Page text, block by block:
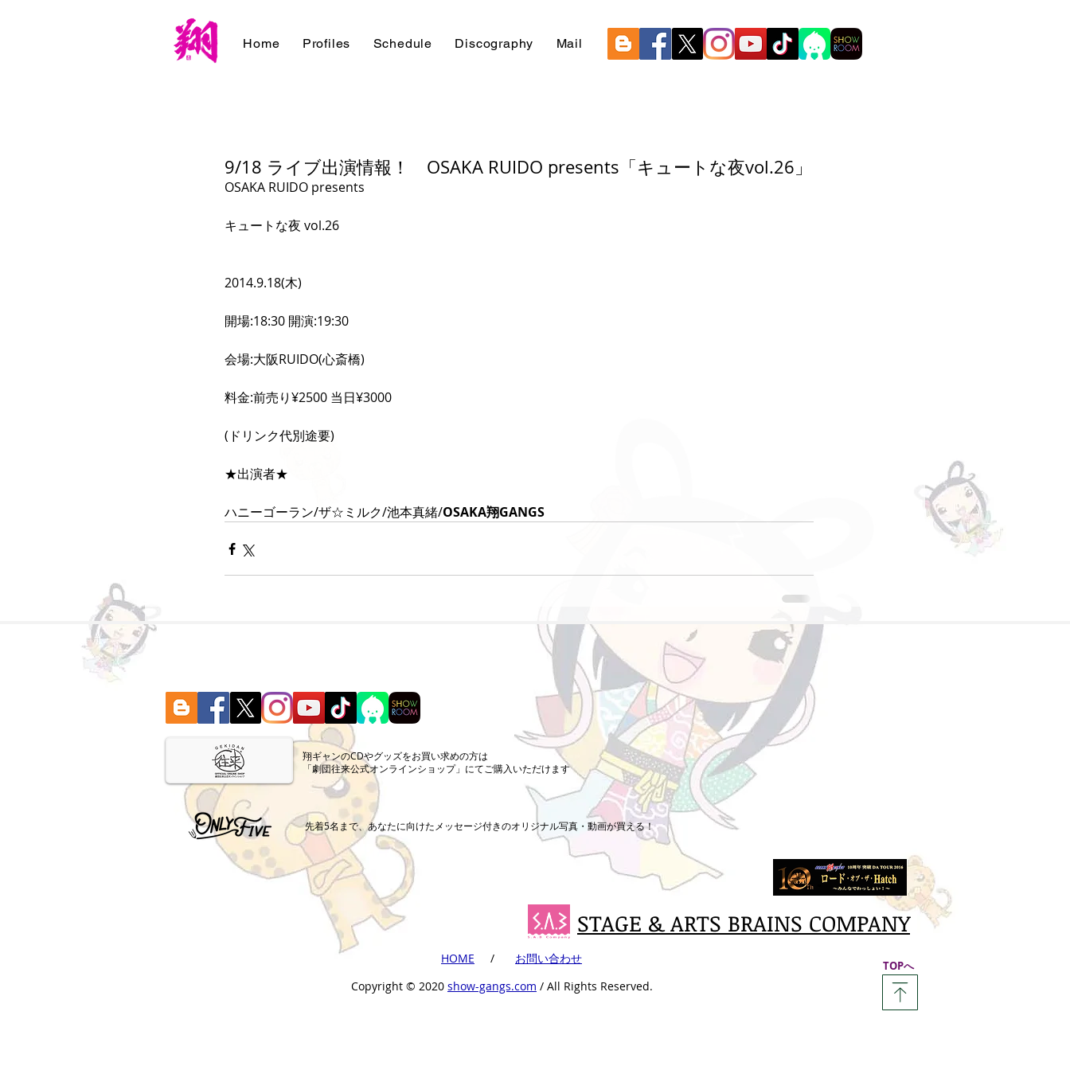
Home Profiles Schedule Discography Mail
9/18 ライブ出演情報！ OSAKA RUIDO presents「キュートな夜vol.26」
OSAKA RUIDO presents
キュートな夜 vol.26
2014.9.18(木)
開場:18:30 開演:19:30
会場:大阪RUIDO(心斎橋)
料金:前売り¥2500 当日¥3000
(ドリンク代別途要)
★出演者★
ハニーゴーラン/ザ☆ミルク/池本真緒/OSAKA翔GANGS
​翔ギャンのCDやグッズをお買い求めの方は
「劇団往来公式オンラインショップ」にてご購入いただけます
​先着5名まで、あなたに向けたメッセージ付きのオリジナル写真・動画が買える！
STAGE & ARTS BRAINS COMPANY
​HOME ​ /
​お問い合わせ
Copyright ©︎ 2020 show-gangs.com / All Rights Reserved.
​TOPへ